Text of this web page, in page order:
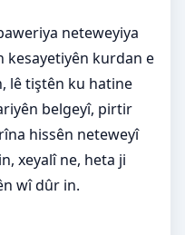
neteweyiya
kesayetiyên kurdan e
lê tiştên ku hatine
belgeyî, pirtir
hissên neteweyî
xeyalî ne, heta ji
wî dûr in.